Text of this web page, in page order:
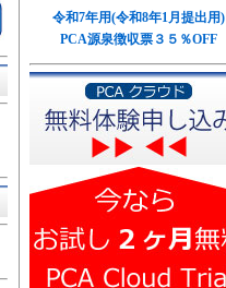
令和7年用(令和8年1月提出用)
PCA源泉徴収票３５％OFF